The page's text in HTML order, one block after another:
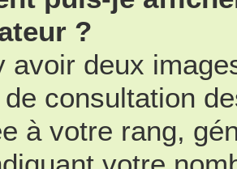
?
avoir deux
consultation
à votre rang,